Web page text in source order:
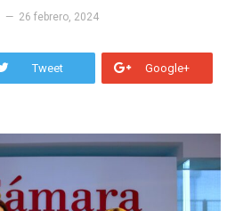
26 febrero, 2024
Tweet Google+